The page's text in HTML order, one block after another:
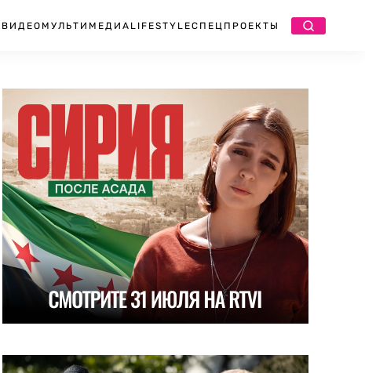
ВИДЕО МУЛЬТИМЕДИА LIFESTYLEСПЕЦПРОЕКТЫ